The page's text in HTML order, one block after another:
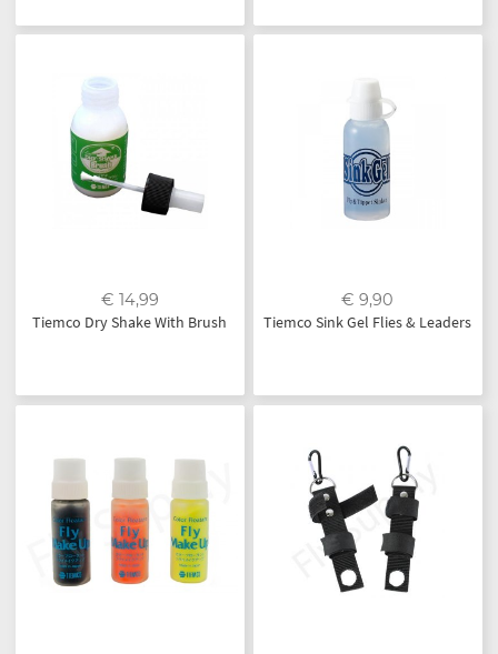
€ 14,99
Tiemco Dry Shake With Brush
€ 9,90
Tiemco Sink Gel Flies & Leaders